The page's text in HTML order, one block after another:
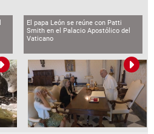
El papa León se reúne con Patti
Smith en el Palacio Apostólico del
Vaticano